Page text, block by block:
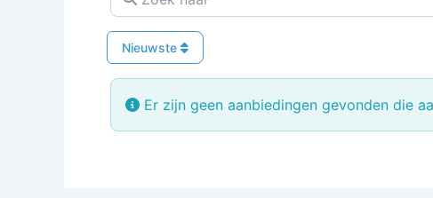
Nieuwste
Er zijn geen aanbiedingen gevonden die